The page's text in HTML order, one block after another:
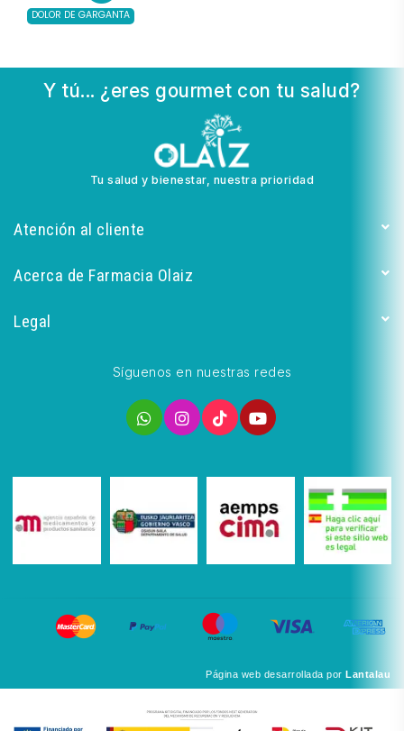
DOLOR DE GARGANTA
Y tú... ¿eres gourmet con tu salud?
Tu salud y bienestar, nuestra prioridad
Atención al cliente
Acerca de Farmacia Olaiz
Legal
Síguenos en nuestras redes
Página web desarrollada por Lantalau